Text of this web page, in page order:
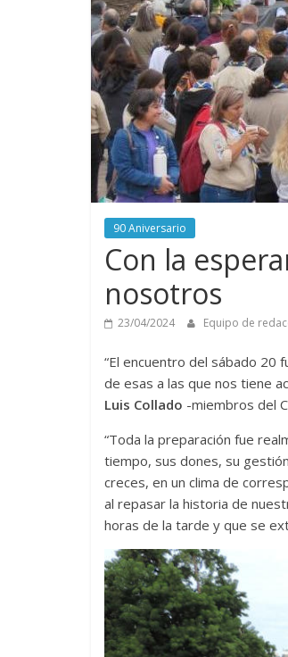
90 Aniversario
Con la
nosotros
23/04/2024 Equipo de
“El encuentro del sábado 20
de esas a las que nos tiene
Luis Collado -miembros del
“Toda la preparación fue
tiempo, sus dones, su
creces, en un clima de
al repasar la historia de
horas de la tarde y que se